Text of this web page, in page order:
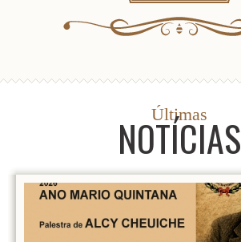
Últimas
NOTÍCIAS